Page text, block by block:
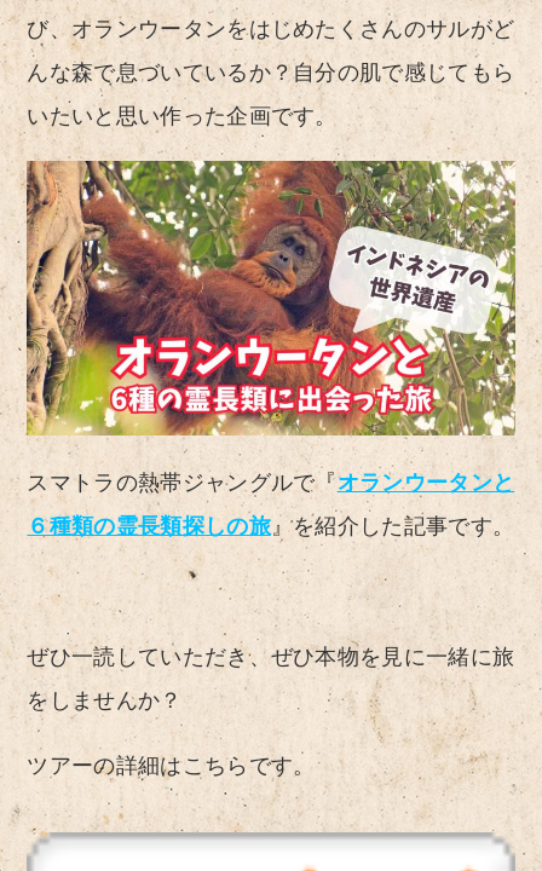
び、オランウータンをはじめたくさんのサルがど
んな森で息づいているか？自分の肌で感じてもら
いたいと思い作った企画です。
スマトラの熱帯ジャングルで『オランウータンと
６種類の霊長類探しの旅』を紹介した記事です。
ぜひ一読していただき、ぜひ本物を見に一緒に旅
をしませんか？
ツアーの詳細はこちらです。